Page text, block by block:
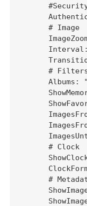
      # Image
#
Albums:
      # Clock
#